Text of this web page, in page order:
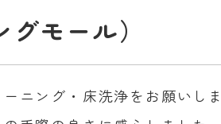
モール）
ニング・床洗浄をお願いし